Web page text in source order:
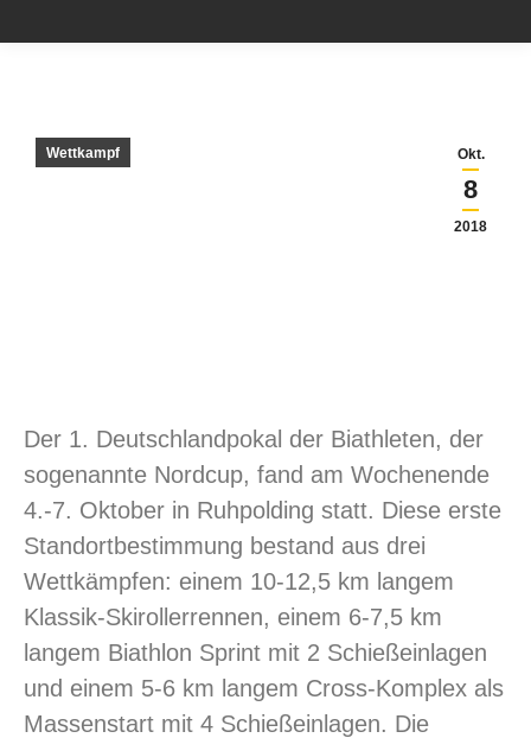
Okt.
8
2018
Wettkampf
Der 1. Deutschlandpokal der Biathleten, der
sogenannte Nordcup, fand am Wochenende
4.-7. Oktober in Ruhpolding statt. Diese erste
Standortbestimmung bestand aus drei
Wettkämpfen: einem 10-12,5 km langem
Klassik-Skirollerrennen, einem 6-7,5 km
langem Biathlon Sprint mit 2 Schießeinlagen
und einem 5-6 km langem Cross-Komplex als
Massenstart mit 4 Schießeinlagen. Die